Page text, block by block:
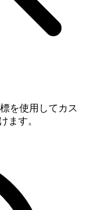
を使用してカス
ます。